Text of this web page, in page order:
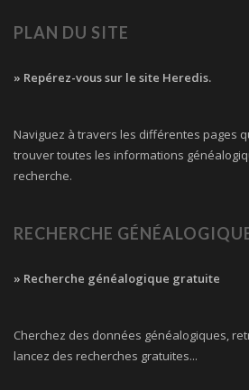
PLAN DU SITE
» Repérez-vous sur le site Heredis.
Naviguez à travers les différentes pages
trouver toutes les informations
recherche.
RECHERCHE
» Recherche généalogique gratuite
Cherchez des données généalogiques,
lancez des recherches gratuites...